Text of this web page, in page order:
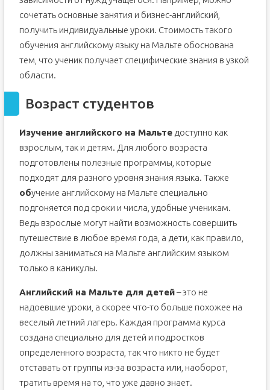
сочетать основные занятия и бизнес-английский,
получить индивидуальные уроки. Стоимость такого
обучения английскому языку на Мальте обоснована
тем, что ученик получает специфические знания в узкой
области.
Возраст студентов
Изучение английского на Мальтедоступно как
взрослым, так и детям. Для любого возраста
подготовлены полезные программы, которые
подходят для разного уровня знания языка. Также
обучение английскому на Мальте специально
подгоняется под сроки и числа, удобные ученикам.
Ведь взрослые могут найти возможность совершить
путешествие в любое время года, а дети, как правило,
должны заниматься на Мальте английским языком
только в каникулы.
Английский на Мальте для детей– это не
надоевшие уроки, а скорее что-то больше похожее на
веселый летний лагерь. Каждая программа курса
создана специально для детей и подростков
определенного возраста, так что никто не будет
отставать от группы из-за возраста или, наоборот,
тратить время на то, что уже давно знает.